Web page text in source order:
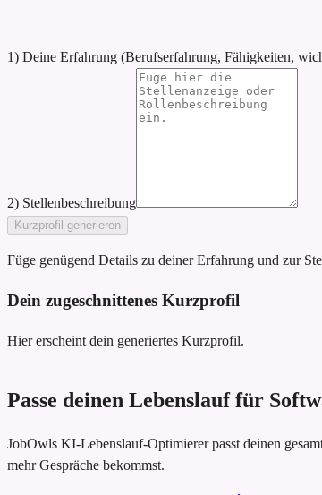
1) Deine Erfahrung (Berufserfahrung, Fähigkeiten,
2) Stellenbeschreibung
Kurzprofil generieren
Füge genügend Details zu deiner Erfahrung und zur
Dein zugeschnittenes Kurzprofil
Hier erscheint dein generiertes Kurzprofil.
Passe deinen Lebenslauf für
JobOwls KI-Lebenslauf-Optimierer passt deinen
mehr Gespräche bekommst.